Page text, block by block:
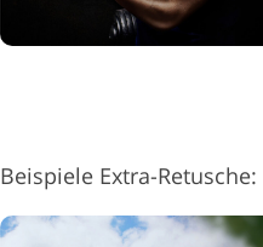
Beispiele Extra-Retusche: